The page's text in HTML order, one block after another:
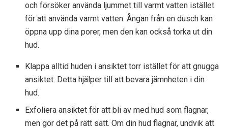
och försöker använda ljummet till varmt vatten istället
för att använda varmt vatten. Ångan från en dusch kan
öppna upp dina porer, men den kan också torka ut din
hud.
Klappa alltid huden i ansiktet torr istället för att gnugga
ansiktet. Detta hjälper till att bevara jämnheten i din
hud.
Exfoliera ansiktet för att bli av med hud som flagnar,
men gör det på rätt sätt. Om din hud flagnar, undvik att